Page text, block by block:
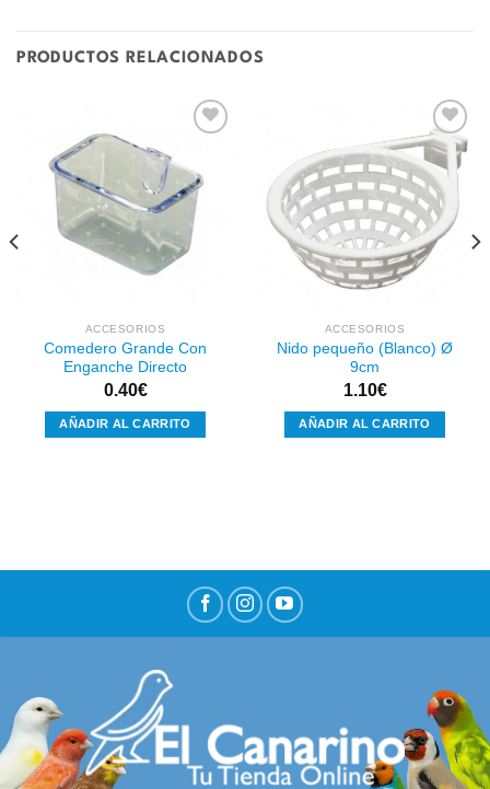
PRODUCTOS RELACIONADOS
Añadir
a la
lista de
deseos
ACCESORIOS
Comedero Grande Con
Enganche Directo
0.40€
AÑADIR AL CARRITO
Añadir
a la
lista de
deseos
ACCESORIOS
Nido pequeño (Blanco) Ø
9cm
1.10€
AÑADIR AL CARRITO